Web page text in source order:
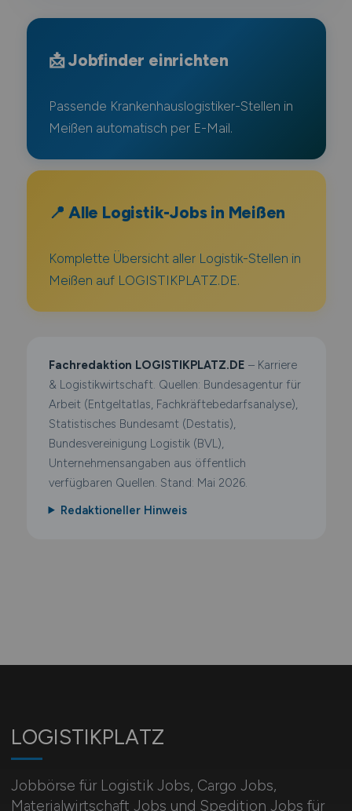
📩 Jobfinder einrichten
Passende Krankenhauslogistiker-Stellen in
Meißen automatisch per E-Mail.
📍 Alle Logistik-Jobs in Meißen
Komplette Übersicht aller Logistik-Stellen in
Meißen auf LOGISTIKPLATZ.DE.
Fachredaktion LOGISTIKPLATZ.DE – Karriere
& Logistikwirtschaft. Quellen: Bundesagentur für
Arbeit (Entgeltatlas, Fachkräftebedarfsanalyse),
Statistisches Bundesamt (Destatis),
Bundesvereinigung Logistik (BVL),
Unternehmensangaben aus öffentlich
verfügbaren Quellen. Stand: Mai 2026.
Redaktioneller Hinweis
LOGISTIKPLATZ
Jobbörse für Logistik Jobs, Cargo Jobs,
Materialwirtschaft Jobs und Spedition Jobs für